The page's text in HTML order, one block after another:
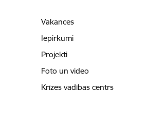
Vakances
Iepirkumi
Projekti
Foto un video
Krīzes vadības centrs